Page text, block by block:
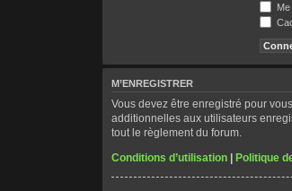
M’ENREGISTRER
Vous devez être enregistré pour
additionnelles aux utilisateurs
tout le règlement du forum.
Conditions d’utilisation
Politique